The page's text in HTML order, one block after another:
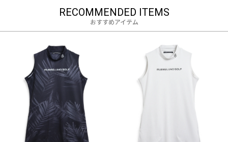
BLACK カートに入れる
1
RECOMMENDED ITEMS
おすすめアイテム